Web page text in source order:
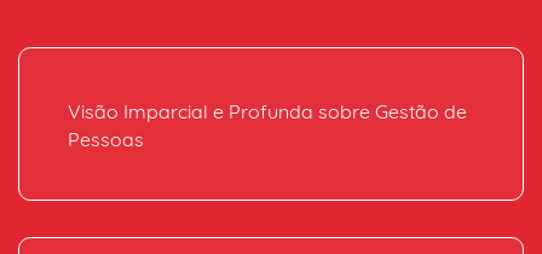
Visão Imparcial e Profunda sobre Gestão de
Pessoas